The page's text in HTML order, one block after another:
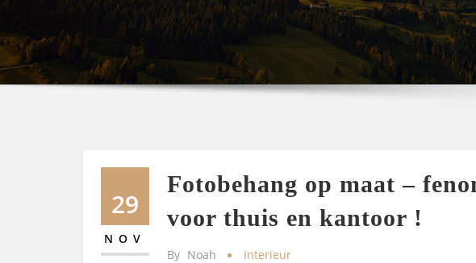
29
NOV
Fotobehang op maat –
voor thuis en kantoor !
By Noah Interieur